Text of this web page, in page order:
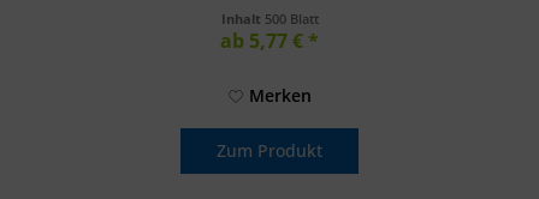
Inhalt 500 Blatt
ab 5,77 € *
Merken
Zum Produkt